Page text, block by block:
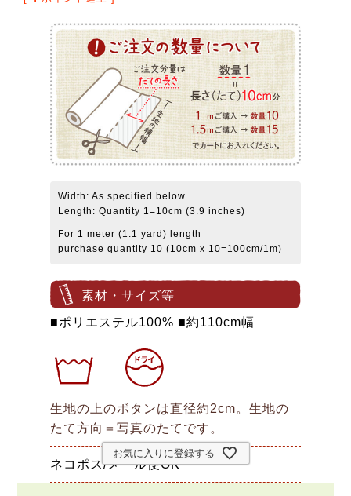
Width: As specified below
Length: Quantity 1=10cm (3.9 inches)
For 1 meter (1.1 yard) length
purchase quantity 10 (10cm x 10=100cm/1m)
素材・サイズ等
■ポリエステル100% ■約110cm幅
生地の上のボタンは直径約2cm。生地の
たて方向＝写真のたてです。
ネコポス/メール便OK
お気に入りに登録する